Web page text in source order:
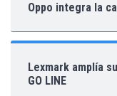
Oppo integra la
Lexmark amplía
GO LINE